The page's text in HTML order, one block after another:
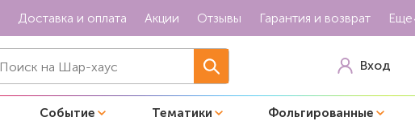
Доставка и оплата Акции Отзывы Гарантия и возврат Еще
Вход
Событие Тематики Фольгированные